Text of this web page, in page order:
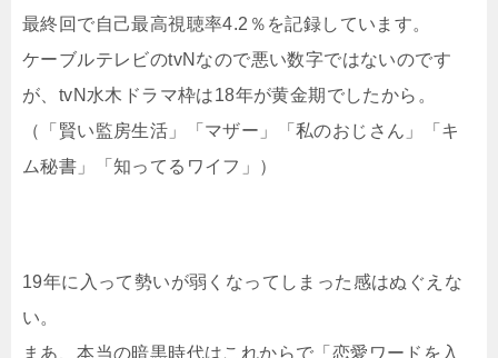
最終回で自己最高視聴率4.2％を記録しています。
ケーブルテレビのtvNなので悪い数字ではないのです
が、tvN水木ドラマ枠は18年が黄金期でしたから。
（「賢い監房生活」「マザー」「私のおじさん」「キ
ム秘書」「知ってるワイフ」）
19年に入って勢いが弱くなってしまった感はぬぐえな
い。
まあ、本当の暗黒時代はこれからで「恋愛ワードを入